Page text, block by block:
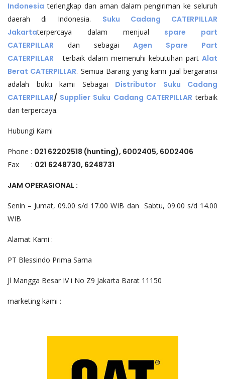
Indonesia terlengkap dan aman dalam pengiriman ke seluruh
daerah di Indonesia. Suku Cadang CATERPILLAR
Jakartaterpercaya dalam menjual spare part
CATERPILLAR dan sebagai Agen Spare Part
CATERPILLAR terbaik dalam memenuhi kebutuhan part Alat
Berat CATERPILLAR. Semua Barang yang kami jual bergaransi
adalah bukti kami Sebagai Distributor Suku Cadang
CATERPILLAR/ Supplier Suku Cadang CATERPILLAR terbaik
dan terpercaya.
Hubungi Kami
Phone : 021 62202518 (hunting), 6002405, 6002406
Fax : 021 6248730, 6248731
JAM OPERASIONAL :
Senin – Jumat, 09.00 s/d 17.00 WIB dan Sabtu, 09.00 s/d 14.00
WIB
Alamat Kami :
PT Blessindo Prima Sarna
Jl Mangga Besar IV i No Z9 Jakarta Barat 11150
marketing kami : ​